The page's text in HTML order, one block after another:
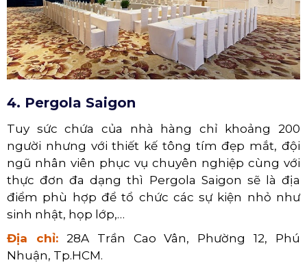
4. Pergola Saigon
Tuy sức chứa của nhà hàng chỉ khoảng 200
người nhưng với thiết kế tông tím đẹp mắt, đội
ngũ nhân viên phục vụ chuyên nghiệp cùng với
thực đơn đa dạng thì Pergola Saigon sẽ là địa
điểm phù hợp để tổ chức các sự kiện nhỏ như
sinh nhật, họp lớp,…
Địa chỉ:28A Trần Cao Vân, Phường 12, Phú
Nhuận, Tp.HCM.